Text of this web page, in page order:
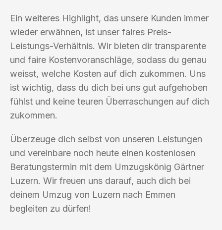
Ein weiteres Highlight, das unsere Kunden immer
wieder erwähnen, ist unser faires Preis-
Leistungs-Verhältnis. Wir bieten dir transparente
und faire Kostenvoranschläge, sodass du genau
weisst, welche Kosten auf dich zukommen. Uns
ist wichtig, dass du dich bei uns gut aufgehoben
fühlst und keine teuren Überraschungen auf dich
zukommen.
Überzeuge dich selbst von unseren Leistungen
und vereinbare noch heute einen kostenlosen
Beratungstermin mit dem Umzugskönig Gärtner
Luzern. Wir freuen uns darauf, auch dich bei
deinem Umzug von Luzern nach Emmen
begleiten zu dürfen!